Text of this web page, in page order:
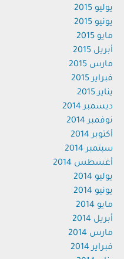
يوليو 2015
يونيو 2015
مايو 2015
أبريل 2015
مارس 2015
فبراير 2015
يناير 2015
ديسمبر 2014
نوفمبر 2014
أكتوبر 2014
سبتمبر 2014
أغسطس 2014
يوليو 2014
يونيو 2014
مايو 2014
أبريل 2014
مارس 2014
فبراير 2014